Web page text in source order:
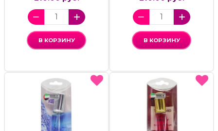
В КОРЗИНУ В КОРЗИНУ